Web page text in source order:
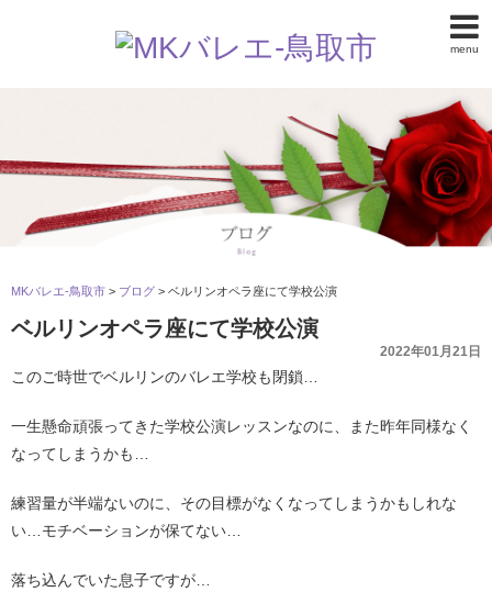
menu
MKバレエ-鳥取市 > ブログ > ベルリンオペラ座にて学校公演
ベルリンオペラ座にて学校公演
2022年01月21日
このご時世でベルリンのバレエ学校も閉鎖…
一生懸命頑張ってきた学校公演レッスンなのに、また昨年同様なく
なってしまうかも…
練習量が半端ないのに、その目標がなくなってしまうかもしれな
い…モチベーションが保てない…
落ち込んでいた息子ですが…